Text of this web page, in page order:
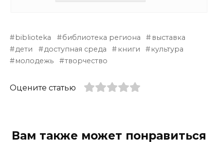
biblioteka библиотека региона
выставка
дети
доступная среда книги
культура
молодежь
творчество
Оцените статью
Вам также может понравиться